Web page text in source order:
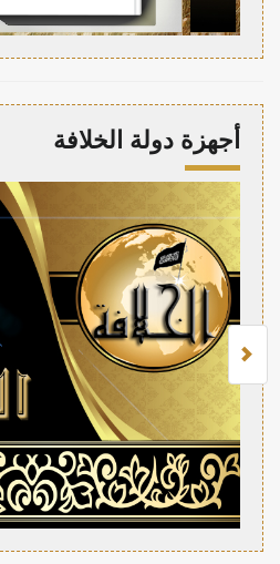
أجهزة دولة الخلافة